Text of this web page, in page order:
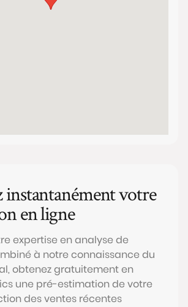
instantanément votre
en ligne
expertise en analyse de
à notre connaissance du
obtenez gratuitement en
une pré-estimation de votre
des ventes récentes